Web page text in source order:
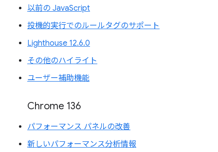
以前の JavaScript
投機的実行でのルールタグのサポート
Lighthouse 12.6.0
その他のハイライト
ユーザー補助機能
Chrome 136
パフォーマンス パネルの改善
新しいパフォーマンス分析情報